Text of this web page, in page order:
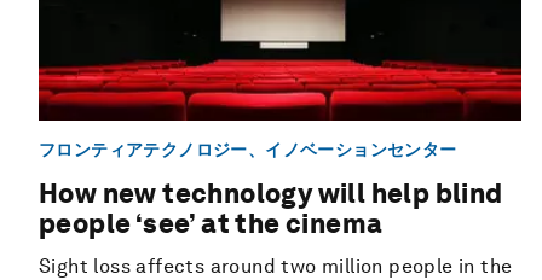
フロンティアテクノロジー、イノベーションセンター
How new technology will help blind
people ‘see’ at the cinema
Sight loss affects around two million people in the